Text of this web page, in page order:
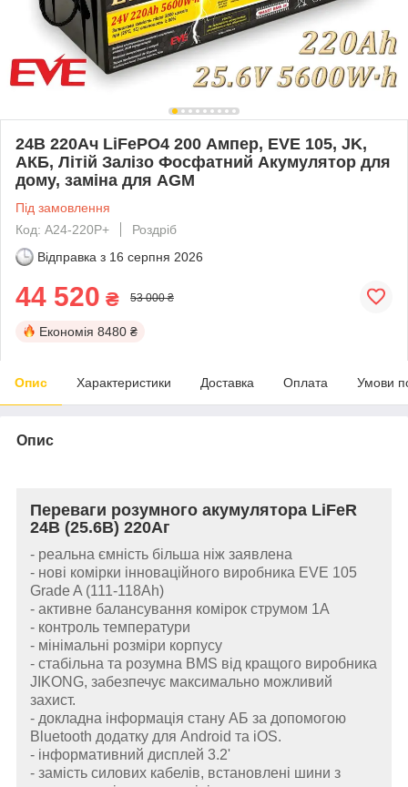
24В 220Ач LiFePO4 200 Ампер, EVE 105, JK,
АКБ, Літій Залізо Фосфатний Акумулятор для
дому, заміна для AGM
Під замовлення
Код: A24-220P+
Роздріб
Відправка з 16 серпня 2026
44 520 ₴ 53 000 ₴
Економія 8480 ₴
Опис Характеристики Доставка Оплата Умови
Опис
Переваги розумного акумулятора LiFeR
24В (25.6В) 220Аг
- реальна ємність більша ніж заявлена
- нові комірки інноваційного виробника EVE 105
Grade A (111-118Ah)
- активне балансування комірок струмом 1А
- контроль температури
- мінімальні розміри корпусу
- стабільна та розумна BMS від кращого виробника
JIKONG, забезпечує максимально можливий
захист.
- докладна інформація стану АБ за допомогою
Bluetooth додатку для Android та iOS.
- інформативний дисплей 3.2'
- замість силових кабелів, встановлені шини з